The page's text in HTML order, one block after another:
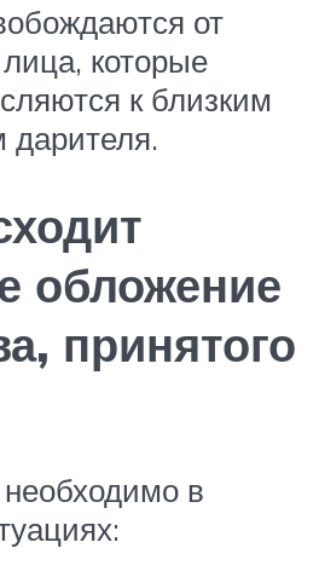
от
которые
к близким
дарителя.
обложение
принятого
в